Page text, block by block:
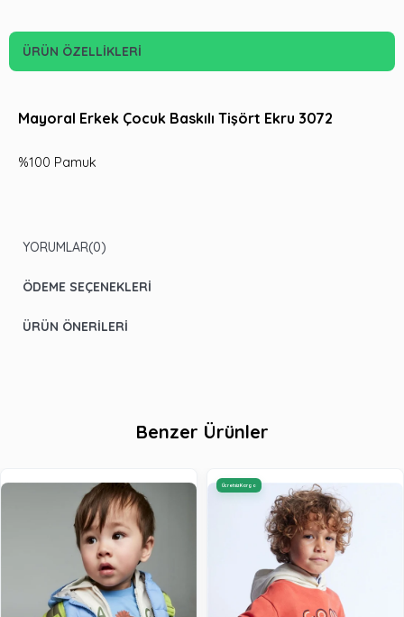
ÜRÜN ÖZELLIKLERI
Mayoral Erkek Çocuk Baskılı Tişört Ekru 3072
%100 Pamuk
YORUMLAR(0)
ÖDEME SEÇENEKLERI
ÜRÜN ÖNERILERI
Benzer Ürünler
Ücretsiz Kargo